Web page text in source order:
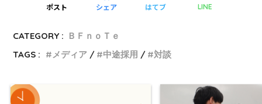
ポスト シェア はてブ LINE
CATEGORY : ＢＦｎｏＴｅ
TAGS :
メディア 中途採用 対談